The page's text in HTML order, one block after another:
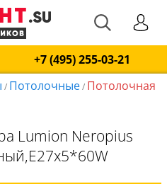
+7 (495) 255-03-21
/ Потолочные/ Потолочная
Lumion Neropius